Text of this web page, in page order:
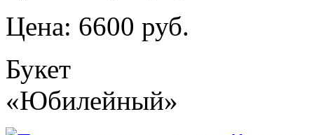
Цена: 6600 руб.
Букет
«Юбилейный»